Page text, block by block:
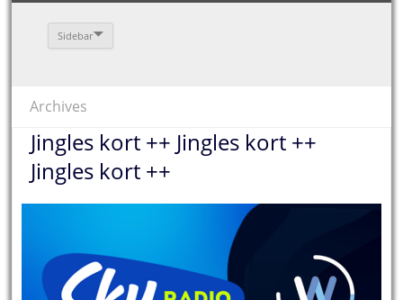
Sidebar
Archives
Jingles kort ++ Jingles kort ++
Jingles kort ++